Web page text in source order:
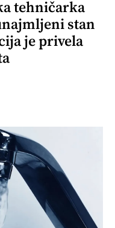
tehničarka
stan
je privela